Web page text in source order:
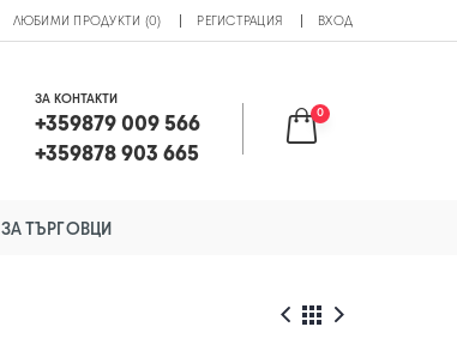
ЛЮБИМИ ПРОДУКТИ (0) РЕГИСТРАЦИЯ ВХОД
ЗА КОНТАКТИ
+359879 009 566
+359878 903 665
0
ЗА ТЪРГОВЦИ